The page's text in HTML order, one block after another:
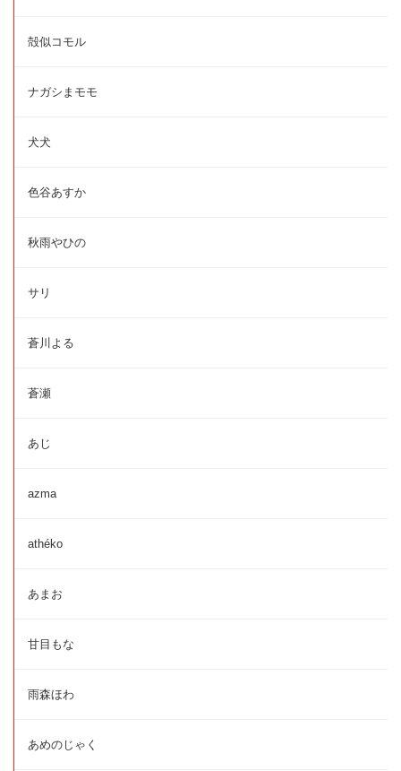
殻似コモル
ナガシまモモ
犬犬
色谷あすか
秋雨やひの
サリ
蒼川よる
蒼瀬
あじ
azma
athéko
あまお
甘目もな
雨森ほわ
あめのじゃく